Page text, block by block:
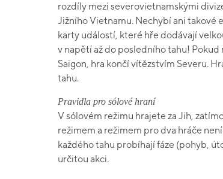
rozdíly mezi severovietnamskými
Jižního Vietnamu. Nechybí ani takové
karty událostí, které hře dodávají
v napětí až do posledního tahu!
Saigon, hra končí vítězstvím Severu.
tahu.
Pravidla pro sólové hraní
V sólovém režimu hrajete za Jih,
režimem a režimem pro dva hráče
každého tahu probíhají fáze (pohyb,
určitou akci.